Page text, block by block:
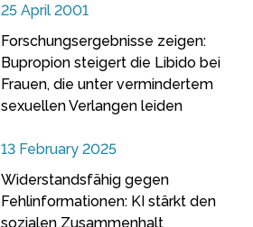
25 April 2001
Forschungsergebnisse zeigen:
Bupropion steigert die Libido bei
Frauen, die unter vermindertem
sexuellen Verlangen leiden
13 February 2025
Widerstandsfähig gegen
Fehlinformationen: KI stärkt den
sozialen Zusammenhalt